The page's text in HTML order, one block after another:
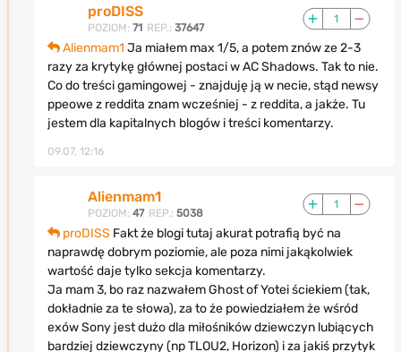
proDISS
POZIOM: 71 REP.: 37647
1
Alienmam1 Ja miałem max 1/5, a potem znów ze 2-3
razy za krytykę głównej postaci w AC Shadows. Tak to nie.
Co do treści gamingowej - znajduję ją w necie, stąd newsy
ppeowe z reddita znam wcześniej - z reddita, a jakże. Tu
jestem dla kapitalnych blogów i treści komentarzy.
09.07, 12:16
Alienmam1
POZIOM: 47 REP.: 5038
1
proDISS Fakt że blogi tutaj akurat potrafią być na
naprawdę dobrym poziomie, ale poza nimi jakąkolwiek
wartość daje tylko sekcja komentarzy.
Ja mam 3, bo raz nazwałem Ghost of Yotei ściekiem (tak,
dokładnie za te słowa), za to że powiedziałem że wśród
exów Sony jest dużo dla miłośników dziewczyn lubiących
bardziej dziewczyny (np TLOU2, Horizon) i za jakiś przytyk